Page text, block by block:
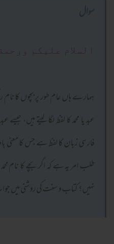
السلام عليكم
ہمارے ہاں عام طور پر بچوں کا
عبد یا محمد کا لفظ لگا لیتے ہیں،
فارسی زبان کا لفظ ہے جس کا
طلب امر یہ ہے کہ اگر بچے کا نام
نہیں؟ کتاب و سنت کی روشنی میں